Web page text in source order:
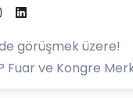
görüşmek üzere!
Fuar ve Kongre